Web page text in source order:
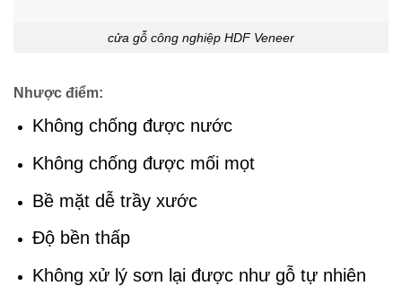
cửa gỗ công nghiệp HDF Veneer
Nhược điểm:
Không chống được nước
Không chống được mối mọt
Bề mặt dễ trầy xước
Độ bền thấp
Không xử lý sơn lại được như gỗ tự nhiên